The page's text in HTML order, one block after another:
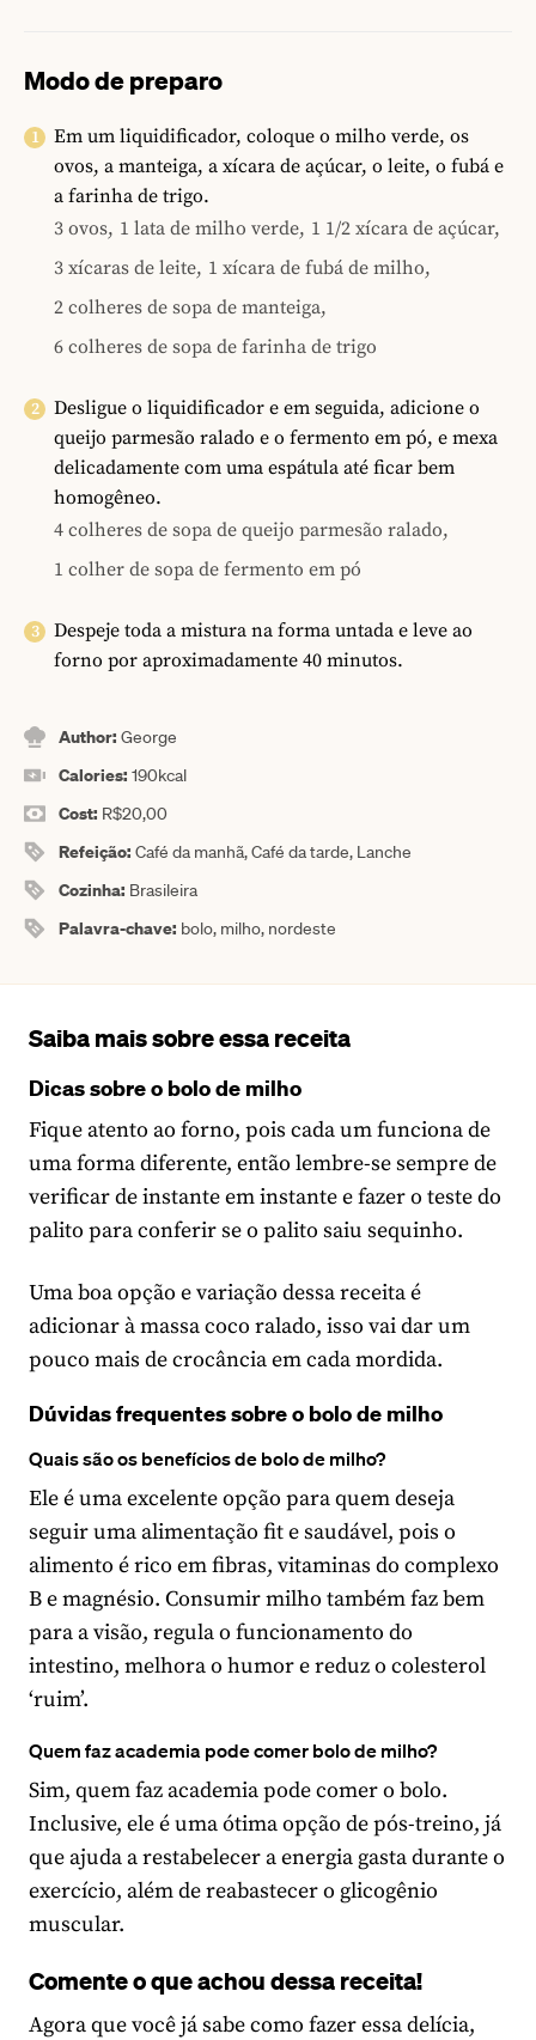
Modo de preparo
Em um liquidificador, coloque o milho verde, os
ovos, a manteiga, a xícara de açúcar, o leite, o fubá e
a farinha de trigo.
3 ovos, 1 lata de milho verde, 1 1/2 xícara de açúcar,
3 xícaras de leite, 1 xícara de fubá de milho,
2 colheres de sopa de manteiga,
6 colheres de sopa de farinha de trigo
Desligue o liquidificador e em seguida, adicione o
queijo parmesão ralado e o fermento em pó, e mexa
delicadamente com uma espátula até ficar bem
homogêneo.
4 colheres de sopa de queijo parmesão ralado,
1 colher de sopa de fermento em pó
Despeje toda a mistura na forma untada e leve ao
forno por aproximadamente 40 minutos.
Author:George
Calories:190kcal
Cost: R$20,00
Refeição:Café da manhã, Café da tarde, Lanche
Cozinha: Brasileira
Palavra-chave: bolo, milho, nordeste
Saiba mais sobre essa receita
Dicas sobre o bolo de milho
Fique atento ao forno, pois cada um funciona de
uma forma diferente, então lembre-se sempre de
verificar de instante em instante e fazer o teste do
palito para conferir se o palito saiu sequinho.
Uma boa opção e variação dessa receita é
adicionar à massa coco ralado, isso vai dar um
pouco mais de crocância em cada mordida.
Dúvidas frequentes sobre o bolo de milho
Quais são os benefícios de bolo de milho?
Ele é uma excelente opção para quem deseja
seguir uma alimentação fit e saudável, pois o
alimento é rico em fibras, vitaminas do complexo
B e magnésio. Consumir milho também faz bem
para a visão, regula o funcionamento do
intestino, melhora o humor e reduz o colesterol
‘ruim’.
Quem faz academia pode comer bolo de milho?
Sim, quem faz academia pode comer o bolo.
Inclusive, ele é uma ótima opção de pós-treino, já
que ajuda a restabelecer a energia gasta durante o
exercício, além de reabastecer o glicogênio
muscular.
Comente o que achou dessa receita!
Agora que você já sabe como fazer essa delícia,